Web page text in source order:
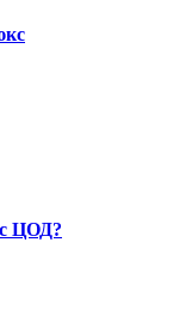
ЦОД?